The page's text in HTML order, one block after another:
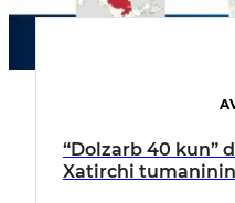
“Dolzarb 40 kun”
Xatirchi